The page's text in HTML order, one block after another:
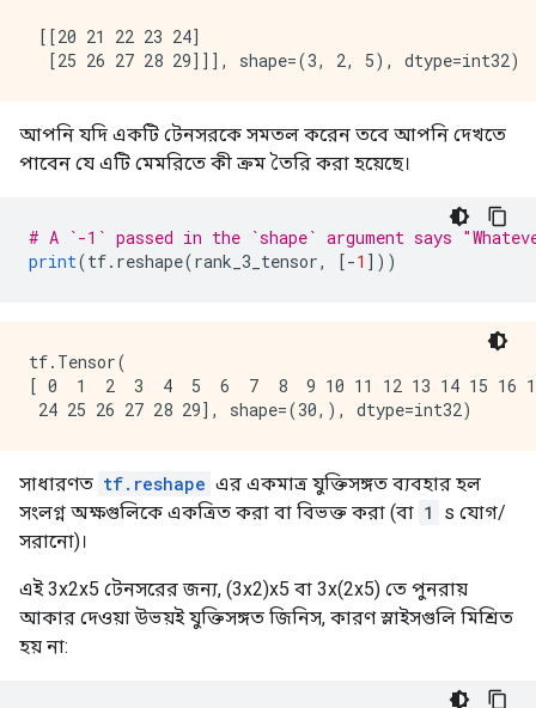
[[20 21 22 23 24]
আপনি যদি একটি টেনসরকে সমতল করেন তবে আপনি দেখতে
পাবেন যে এটি মেমরিতে কী ক্রম তৈরি করা হয়েছে।
# A `-1` passed in the `shape` argument says
print(tf. reshape(rank_3_tensor, [-1 ]))
tf.Tensor(
[ 0  1  2  3  4  5  6  7  8  9 10 11 12 13 14 15 16
সাধারণত tf.reshape এর একমাত্র যুক্তিসঙ্গত ব্যবহার হল
সংলগ্ন অক্ষগুলিকে একত্রিত করা বা বিভক্ত করা (বা 1
s যোগ/
সরানো)।
এই 3x2x5 টেনসরের জন্য, (3x2)x5 বা 3x(2x5) তে পুনরায়
আকার দেওয়া উভয়ই যুক্তিসঙ্গত জিনিস, কারণ স্লাইসগুলি মিশ্রিত
হয় না: